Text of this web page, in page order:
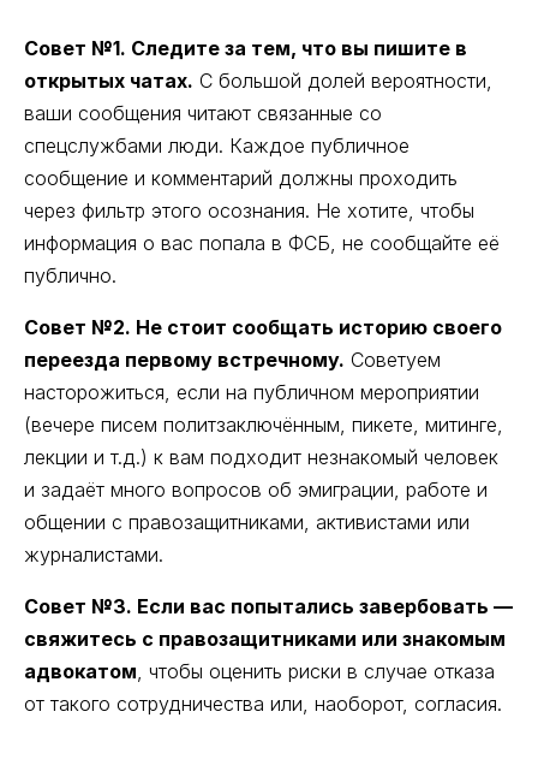
Совет №1. Следите за тем, что вы пишите в
открытых чатах. С большой долей вероятности,
ваши сообщения читают связанные со
спецслужбами люди. Каждое публичное
сообщение и комментарий должны проходить
через фильтр этого осознания. Не хотите, чтобы
информация о вас попала в ФСБ, не сообщайте её
публично.
Совет №2. Не стоит сообщать историю своего
переезда первому встречному. Советуем
насторожиться, если на публичном мероприятии
(вечере писем политзаключённым, пикете, митинге,
лекции и т.д.) к вам подходит незнакомый человек
и задаёт много вопросов об эмиграции, работе и
общении с правозащитниками, активистами или
журналистами.
Совет №3. Если вас попытались завербовать —
свяжитесь с правозащитниками или знакомым
адвокатом, чтобы оценить риски в случае отказа
от такого сотрудничества или, наоборот, согласия.